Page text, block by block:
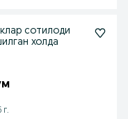
сотилоди
холда
г.